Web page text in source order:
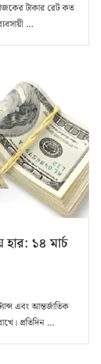
আজকের টাকার রেট কত
…
হার: ১৪ মার্চ
এবং আন্তর্জাতিক
প্রতিদিন …